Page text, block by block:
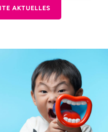
AKTUELLES